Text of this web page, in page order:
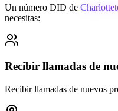
Un número DID de
necesitas:
Recibir llamadas de
Recibir llamadas de nuevos